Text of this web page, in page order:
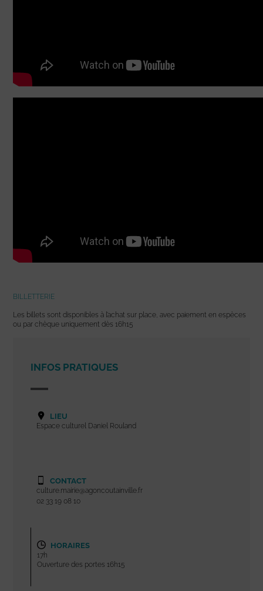
BILLETTERIE
Les billets sont disponibles à l’achat sur place, avec paiement en espèces
ou par chèque uniquement dès 16h15
INFOS PRATIQUES
LIEU
Espace culturel Daniel Rouland
CONTACT
culture.mairie@agoncoutainville.fr
02 33 19 08 10
HORAIRES
17h
Ouverture des portes 16h15